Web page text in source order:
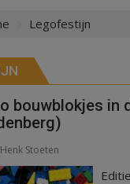
Legofestijn
bouwblokjes in
Henk Stoeten